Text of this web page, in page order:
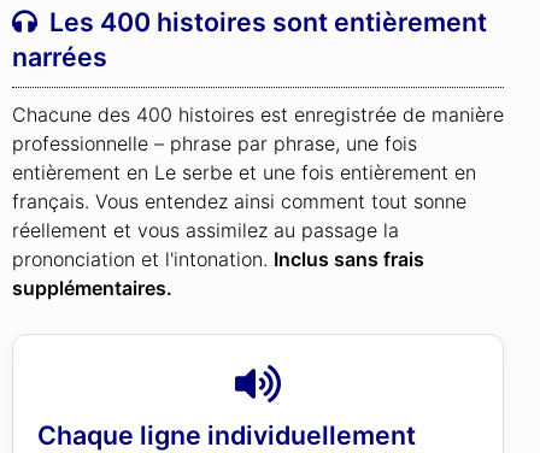
Les 400 histoires sont entièrement
narrées
Chacune des 400 histoires est enregistrée de manière
professionnelle – phrase par phrase, une fois
entièrement en Le serbe et une fois entièrement en
français. Vous entendez ainsi comment tout sonne
réellement et vous assimilez au passage la
prononciation et l'intonation. Inclus sans frais
supplémentaires.
Chaque ligne individuellement